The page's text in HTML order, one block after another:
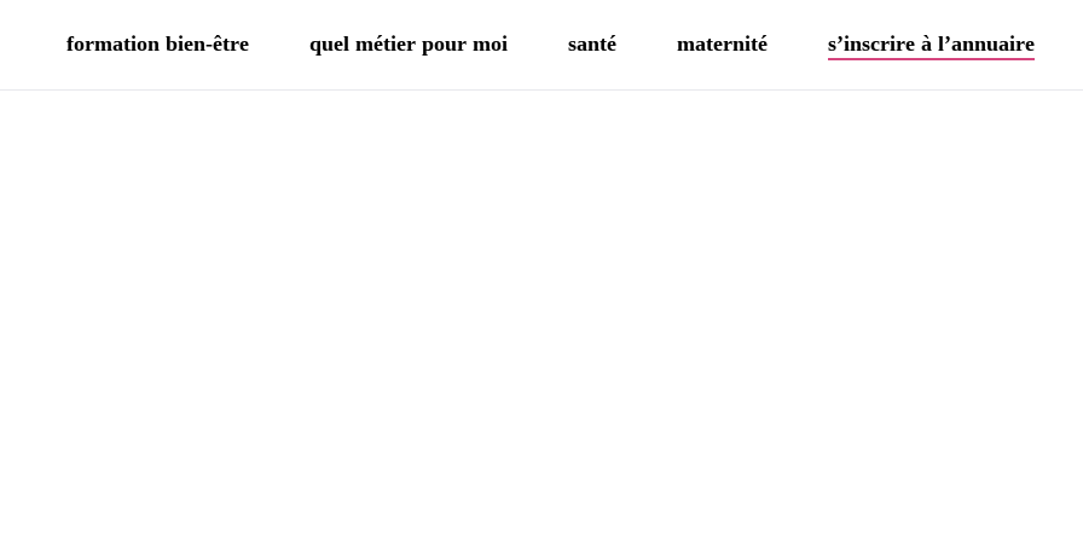
formation bien-être quel métier pour moi santé maternité s’inscrire à l’annuaire